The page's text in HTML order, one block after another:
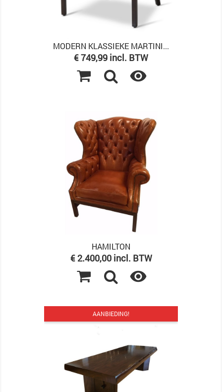
MODERN KLASSIEKE MARTINI...
Prijs
€ 749,99 incl. BTW

HAMILTON
Prijs
€ 2.400,00 incl. BTW

AANBIEDING!